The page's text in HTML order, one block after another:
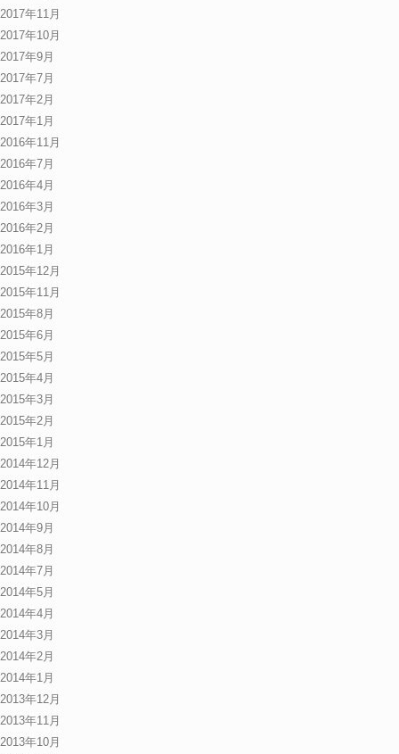
2017年11月
2017年10月
2017年9月
2017年7月
2017年2月
2017年1月
2016年11月
2016年7月
2016年4月
2016年3月
2016年2月
2016年1月
2015年12月
2015年11月
2015年8月
2015年6月
2015年5月
2015年4月
2015年3月
2015年2月
2015年1月
2014年12月
2014年11月
2014年10月
2014年9月
2014年8月
2014年7月
2014年5月
2014年4月
2014年3月
2014年2月
2014年1月
2013年12月
2013年11月
2013年10月